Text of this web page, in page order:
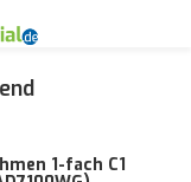
1-fach C1